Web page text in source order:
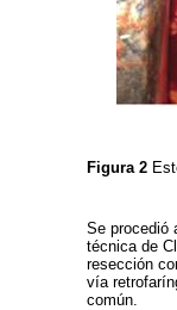
Figura 2
Se procedió
técnica de
resección
vía
común.